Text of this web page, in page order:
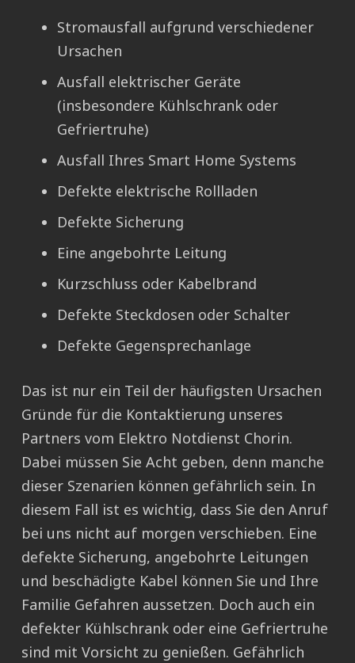
Stromausfall aufgrund verschiedener
Ursachen
Ausfall elektrischer Geräte
(insbesondere Kühlschrank oder
Gefriertruhe)
Ausfall Ihres Smart Home Systems
Defekte elektrische Rollladen
Defekte Sicherung
Eine angebohrte Leitung
Kurzschluss oder Kabelbrand
Defekte Steckdosen oder Schalter
Defekte Gegensprechanlage
Das ist nur ein Teil der häufigsten Ursachen
Gründe für die Kontaktierung unseres
Partners vom Elektro Notdienst Chorin.
Dabei müssen Sie Acht geben, denn manche
dieser Szenarien können gefährlich sein. In
diesem Fall ist es wichtig, dass Sie den Anruf
bei uns nicht auf morgen verschieben. Eine
defekte Sicherung, angebohrte Leitungen
und beschädigte Kabel können Sie und Ihre
Familie Gefahren aussetzen. Doch auch ein
defekter Kühlschrank oder eine Gefriertruhe
sind mit Vorsicht zu genießen. Gefährlich